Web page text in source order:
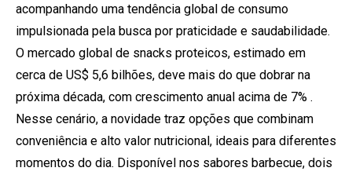
acompanhando uma tendência global de consumo
impulsionada pela busca por praticidade e saudabilidade.
O mercado global de snacks proteicos, estimado em
cerca de US$ 5,6 bilhões, deve mais do que dobrar na
próxima década, com crescimento anual acima de 7% .
Nesse cenário, a novidade traz opções que combinam
conveniência e alto valor nutricional, ideais para diferentes
momentos do dia. Disponível nos sabores barbecue, dois